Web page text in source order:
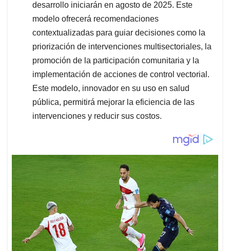
desarrollo iniciarán en agosto de 2025. Este
modelo ofrecerá recomendaciones
contextualizadas para guiar decisiones como la
priorización de intervenciones multisectoriales, la
promoción de la participación comunitaria y la
implementación de acciones de control vectorial.
Este modelo, innovador en su uso en salud
pública, permitirá mejorar la eficiencia de las
intervenciones y reducir sus costos.